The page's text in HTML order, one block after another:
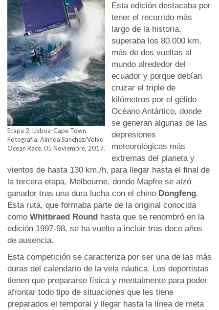
Etapa 2, Lisboa-Cape Town.
Fotografía: Ainhoa Sanchez/Volvo
Ocean Race. 05 Noviembre, 2017.
Esta edición destacaba por
tener el recorrido más
largo de la historia,
superaba los 80.000 km,
más de dos vueltas al
mundo alrededor del
ecuador y porque debían
cruzar el triple de
kilómetros por el gélido
Océano Antártico, donde
se generan algunas de las
depresiones
meteorológicas más
extremas del planeta y
vientos de hasta 130 km./h, para llegar hasta el final de
la tercera etapa, Melbourne, donde Mapfre se alzó
ganador tras una dura lucha con el chino Dongfeng.
Esta ruta, que formaba parte de la original conocida
como Whitbraed Round hasta que se renombró en la
edición 1997-98, se ha vuelto a incluir tras doce años
de ausencia.
Esta competición se caracteriza por ser una de las más
duras del calendario de la vela náutica. Los deportistas
tienen que prepararse física y mentalmente para poder
afrontar todo tipo de situaciones que les tiene
preparados el temporal y llegar hasta la línea de meta